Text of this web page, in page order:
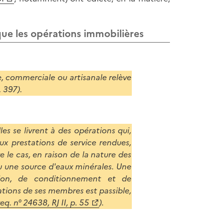
les opérations immobilières
ou artisanale relève
397).
se livrent à des opérations qui,
prestations de service rendues,
cas, en raison de la nature des
source d'eaux minérales. Une
de conditionnement et de
de ses membres est passible,
n° 24638, RJ II, p. 55 ).